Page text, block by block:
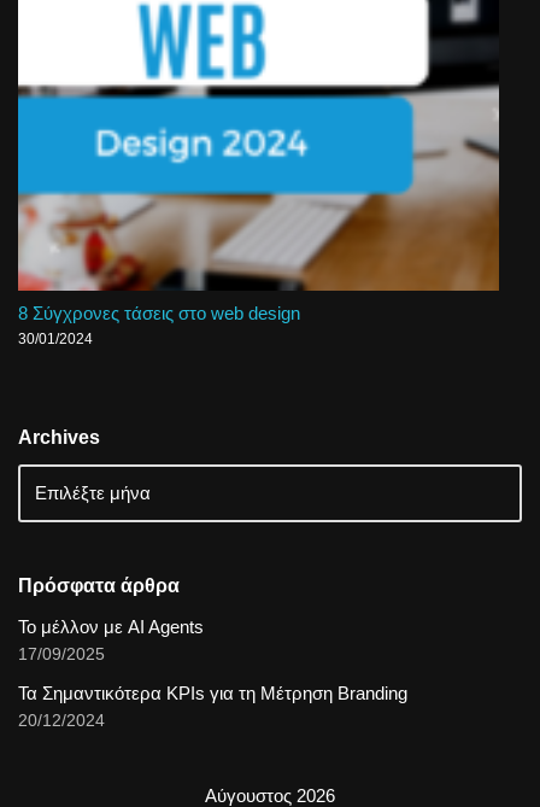
8 Σύγχρονες τάσεις στο web design
30/01/2024
Archives
Πρόσφατα άρθρα
Το μέλλον με AI Agents
17/09/2025
Τα Σημαντικότερα KPIs για τη Μέτρηση Branding
20/12/2024
Αύγουστος 2026